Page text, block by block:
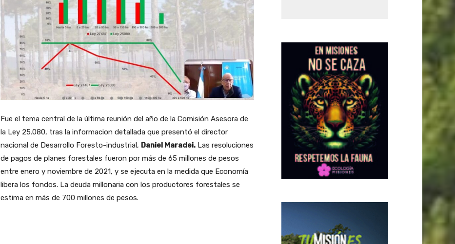
Fue el tema central de la última reunión del año de la Comisión Asesora de
la Ley 25.080, tras la informacion detallada que presentó el director
nacional de Desarrollo Foresto-industrial, Daniel Maradei.Las resoluciones
de pagos de planes forestales fueron por más de 65 millones de pesos
entre enero y noviembre de 2021, y se ejecuta en la medida que Economía
libera los fondos. La deuda millonaria con los productores forestales se
estima en más de 700 millones de pesos.